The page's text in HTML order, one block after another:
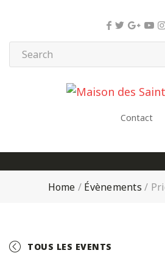
Contact
Home / Évènements /
TOUS LES EVENTS